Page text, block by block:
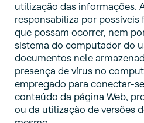
utilização das informações.
responsabiliza por possíveis
que possam ocorrer, nem
sistema do computador do
documentos nele
presença de vírus no
empregado para conectar-
conteúdo da página Web,
ou da utilização de versões